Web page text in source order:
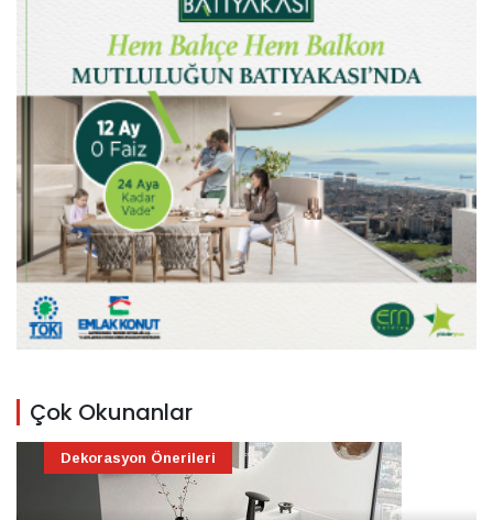
Çok Okunanlar
Dekorasyon Önerileri